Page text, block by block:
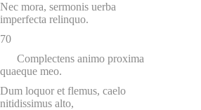
Nec mora, sermonis uerba
imperfecta relinquo.
70
Complectens animo proxima
quaeque meo.
Dum loquor et flemus, caelo
nitidissimus alto,